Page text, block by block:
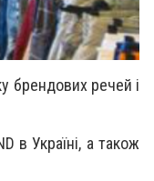
брендових речей і
в Україні, а також